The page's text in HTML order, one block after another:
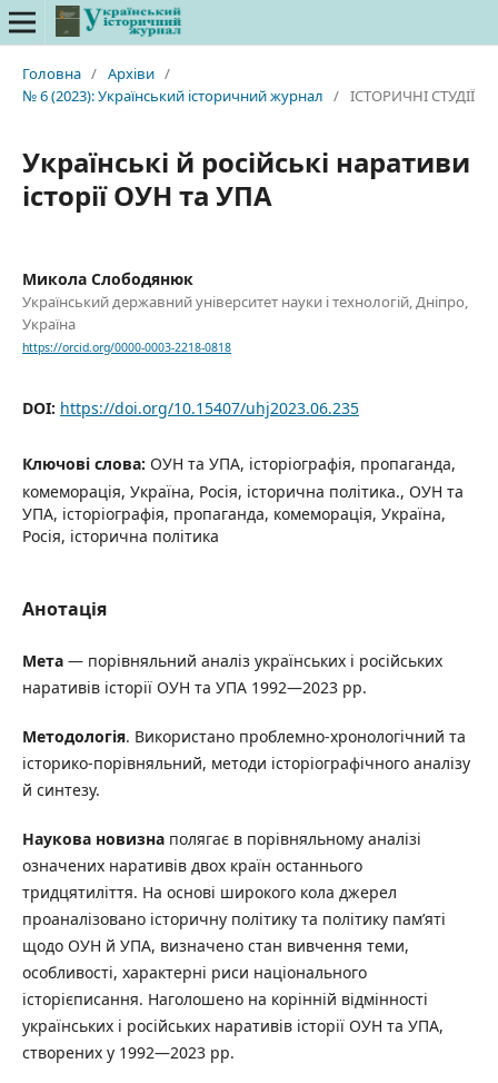
Головна / Архіви /
№ 6 (2023): Український історичний журнал / ІСТОРИЧНІ СТУДІЇ
Українські й російські наративи
історії ОУН та УПА
Микола Слободянюк
Український державний університет науки і технологій, Дніпро,
Україна
https://orcid.org/0000-0003-2218-0818
DOI: https://doi.org/10.15407/uhj2023.06.235
Ключові слова: ОУН та УПА, історіографія, пропаганда,
комеморація, Україна, Росія, історична політика., ОУН та
УПА, історіографія, пропаганда, комеморація, Україна,
Росія, історична політика
Анотація
Мета— порівняльний аналіз українських і російських
наративів історії ОУН та УПА 1992—2023 рр.
Методологія. Використано проблемно-хронологічний та
історико-порівняльний, методи історіографічного аналізу
й синтезу.
Наукова новизнаполягає в порівняльному аналізі
означених наративів двох країн останнього
тридцятиліття. На основі широкого кола джерел
проаналізовано історичну політику та політику пам’яті
щодо ОУН й УПА, визначено стан вивчення теми,
особливості, характерні риси національного
історієписання. Наголошено на корінній відмінності
українських і російських наративів історії ОУН та УПА,
створених у 1992—2023 рр.